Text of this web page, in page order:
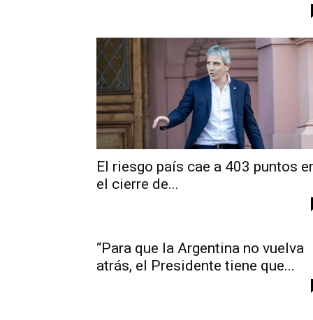
El riesgo país cae a 403 puntos
el cierre de...
“Para que la Argentina no vuelva
atrás, el Presidente tiene que...